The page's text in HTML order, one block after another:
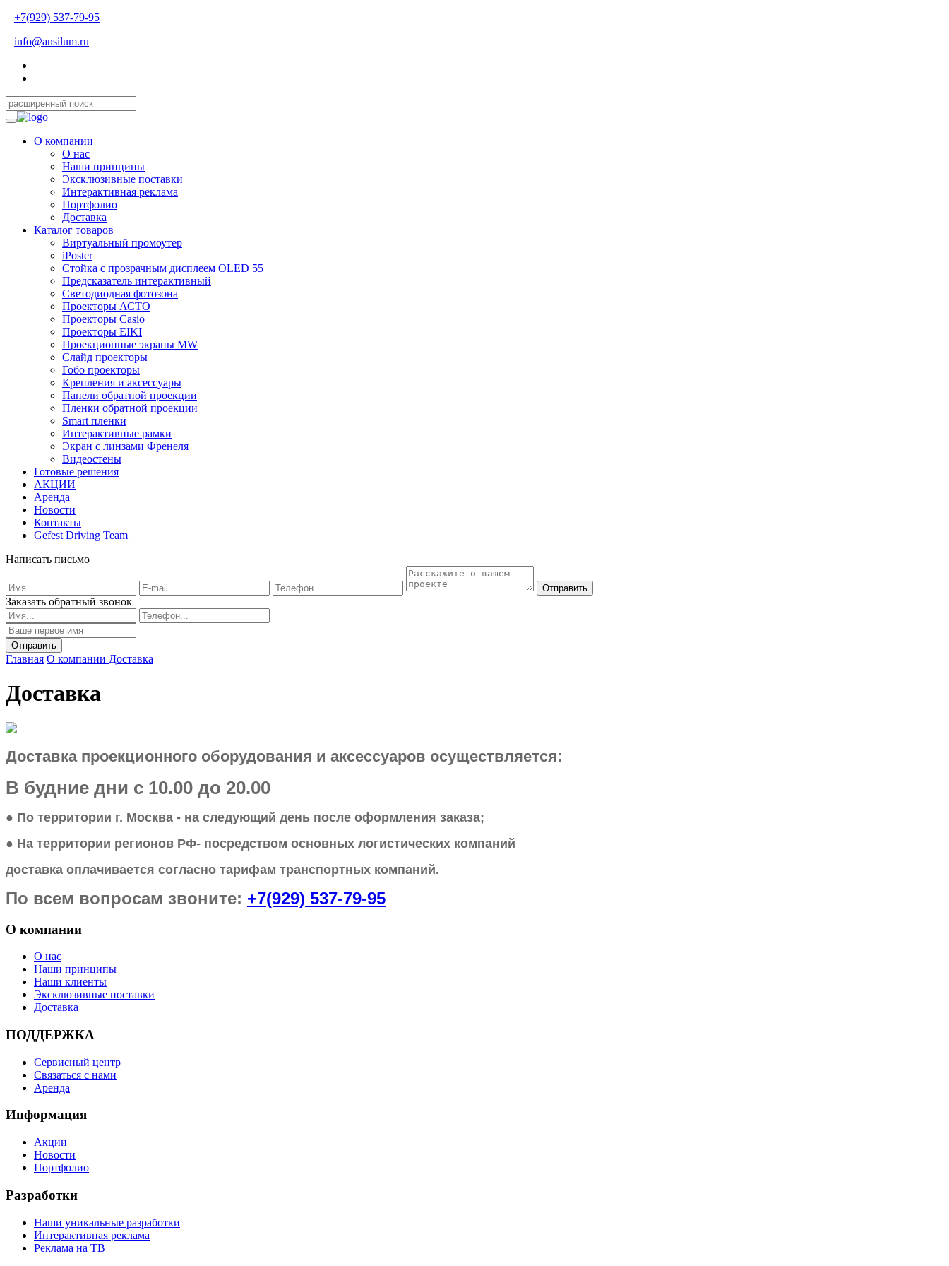
+7(929) 537-79-95
info@ansilum.ru
О компании
О нас
Наши принципы
Эксклюзивные поставки
Интерактивная реклама
Портфолио
Доставка
Каталог товаров
Виртуальный промоутер
iPoster
Стойка с прозрачным дисплеем OLED 55
Предсказатель интерактивный
Светодиодная фотозона
Проекторы АСТО
Проекторы Casio
Проекторы EIKI
Проекционные экраны MW
Слайд проекторы
Гобо проекторы
Крепления и аксессуары
Панели обратной проекции
Пленки обратной проекции
Smart пленки
Интерактивные рамки
Экран с линзами Френеля
Видеостены
Готовые решения
АКЦИИ
Аренда
Новости
Контакты
Gefest Driving Team
Написать письмо
Отправить
Заказать обратный звонок
Главная О компании Доставка
Доставка
Доставка проекционного оборудования и аксессуаров осуществляется:
В будние дни с 10.00 до 20.00
● По территории г. Москва - на следующий день после оформления заказа;
● На территории регионов РФ- посредством основных логистических компаний
доставка оплачивается согласно тарифам транспортных компаний.
По всем вопросам звоните: +7(929) 537-79-95
О компании
О нас
Наши принципы
Наши клиенты
Эксклюзивные поставки
Доставка
ПОДДЕРЖКА
Сервисный центр
Связаться с нами
Аренда
Информация
Акции
Новости
Портфолио
Разработки
Наши уникальные разработки
Интерактивная реклама
Реклама на ТВ